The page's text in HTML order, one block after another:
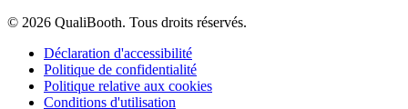
© 2026 QualiBooth. Tous droits réservés.
Déclaration d'accessibilité
Politique de confidentialité
Politique relative aux cookies
Conditions d'utilisation